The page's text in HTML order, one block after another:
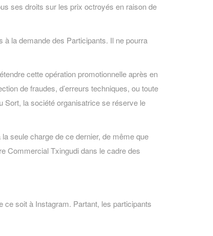
ses droits sur les prix octroyés en raison de
à la demande des Participants. Il ne pourra
cette opération promotionnelle après en
de fraudes, d’erreurs techniques, ou toute
Sort, la société organisatrice se réserve le
seule charge de ce dernier, de même que
Commercial Txingudi dans le cadre des
ce soit à Instagram. Partant, les participants